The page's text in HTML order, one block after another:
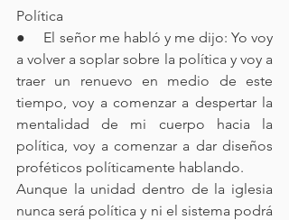
Política
●     El señor me habló y me dijo: Yo voy
a volver a soplar sobre la política y voy a
traer un renuevo en medio de este
tiempo, voy a comenzar a despertar la
mentalidad de mi cuerpo hacia la
política, voy a comenzar a dar diseños
proféticos políticamente hablando.
Aunque la unidad dentro de la iglesia
nunca será política y ni el sistema podrá